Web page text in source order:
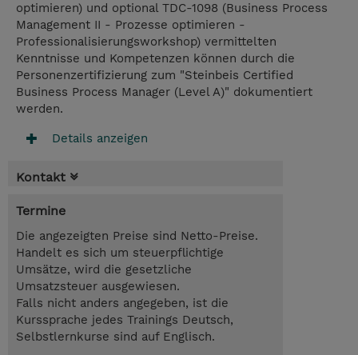
optimieren) und optional TDC-1098 (Business Process
Management II - Prozesse optimieren -
Professionalisierungsworkshop) vermittelten
Kenntnisse und Kompetenzen können durch die
Personenzertifizierung zum "Steinbeis Certified
Business Process Manager (Level A)" dokumentiert
werden.
Details anzeigen
Kontakt
Termine
Die angezeigten Preise sind Netto-Preise.
Handelt es sich um steuerpflichtige
Umsätze, wird die gesetzliche
Umsatzsteuer ausgewiesen.
Falls nicht anders angegeben, ist die
Kurssprache jedes Trainings Deutsch,
Selbstlernkurse sind auf Englisch.